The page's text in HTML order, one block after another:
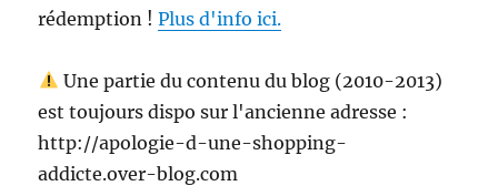
rédemption !Plus d'info ici.
Une partie du contenu du blog (2010-2013)
est toujours dispo sur l'ancienne adresse :
http://apologie-d-une-shopping-
addicte.over-blog.com